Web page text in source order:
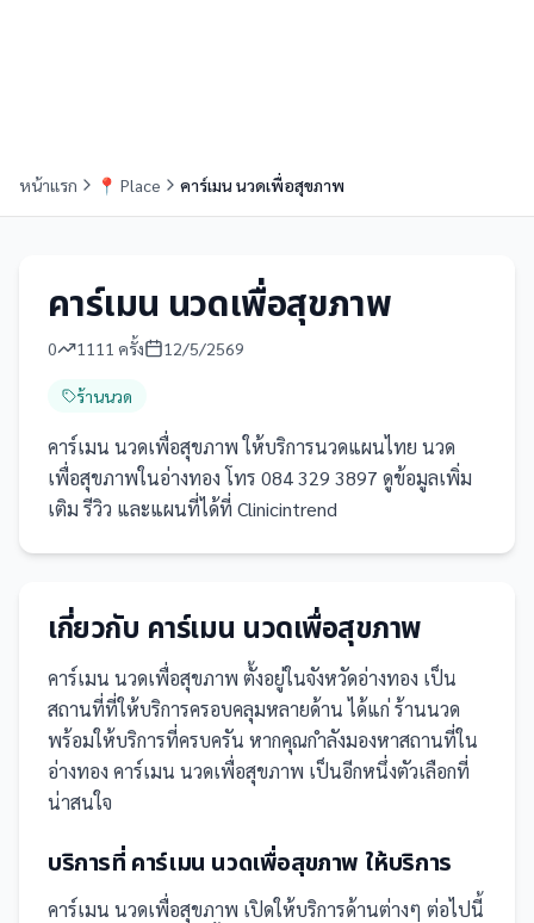
หน้าแรก 📍 Place คาร์เมน นวดเพื่อสุขภาพ
คาร์เมน นวดเพื่อสุขภาพ
0 1111 ครั้ง 12/5/2569
ร้านนวด
คาร์เมน นวดเพื่อสุขภาพ ให้บริการนวดแผนไทย นวด
เพื่อสุขภาพในอ่างทอง โทร 084 329 3897 ดูข้อมูลเพิ่ม
เติม รีวิว และแผนที่ได้ที่ Clinicintrend
เกี่ยวกับ คาร์เมน นวดเพื่อสุขภาพ
คาร์เมน นวดเพื่อสุขภาพ ตั้งอยู่ในจังหวัดอ่างทอง เป็น
สถานที่ที่ให้บริการครอบคลุมหลายด้าน ได้แก่ ร้านนวด
พร้อมให้บริการที่ครบครัน หากคุณกำลังมองหาสถานที่ใน
อ่างทอง คาร์เมน นวดเพื่อสุขภาพ เป็นอีกหนึ่งตัวเลือกที่
น่าสนใจ
บริการที่ คาร์เมน นวดเพื่อสุขภาพ ให้บริการ
คาร์เมน นวดเพื่อสุขภาพ เปิดให้บริการด้านต่างๆ ต่อไปนี้